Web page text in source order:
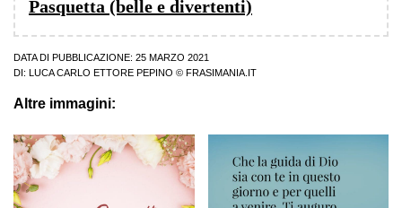
Pasquetta (belle e divertenti)
DATA DI PUBBLICAZIONE: 25 MARZO 2021
DI:
LUCA CARLO ETTORE PEPINO © FRASIMANIA.IT
Altre immagini: